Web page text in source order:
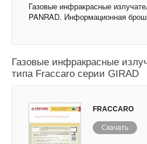
Газовые инфракрасные
PANRAD. Информационная
Газовые инфракрасные
типа Fraccaro серии GIRAD
FRACCARO
Скачать